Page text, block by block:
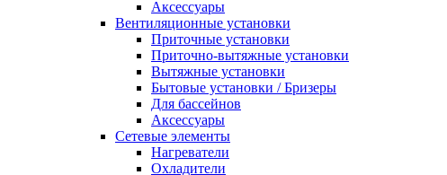
Аксессуары
Вентиляционные установки
Приточные установки
Приточно-вытяжные установки
Вытяжные установки
Бытовые установки / Бризеры
Для бассейнов
Аксессуары
Сетевые элементы
Нагреватели
Охладители